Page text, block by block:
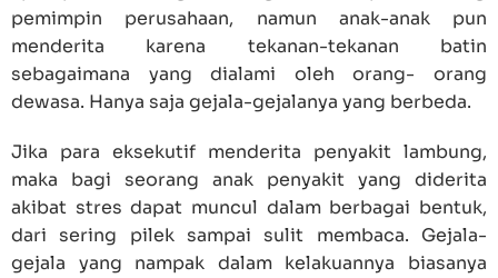
pemimpin perusahaan, namun anak-anak pun
menderita karena tekanan-tekanan batin
sebagaimana yang dialami oleh orang- orang
dewasa. Hanya saja gejala-gejalanya yang berbeda.
Jika para eksekutif menderita penyakit lambung,
maka bagi seorang anak penyakit yang diderita
akibat stres dapat muncul dalam berbagai bentuk,
dari sering pilek sampai sulit membaca. Gejala-
gejala yang nampak dalam kelakuannya biasanya